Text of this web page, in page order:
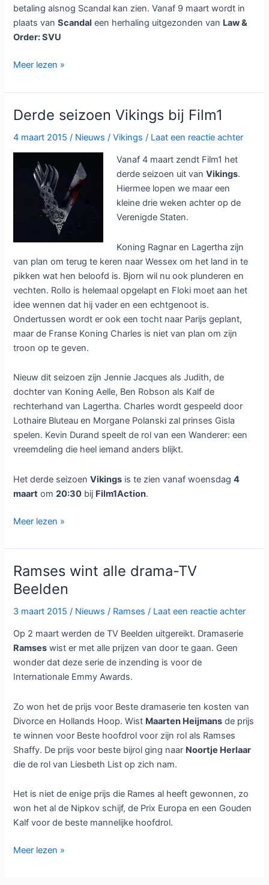
betaling alsnog Scandal kan zien. Vanaf 9 maart wordt in
plaats vanScandal een herhaling uitgezonden van Law &
Order: SVU
Net5
Scandal
door
Law
&
Order:SVU
Meer lezen »
Derde seizoen Vikings bij Film1
4 maart 2015 / Nieuws /Vikings / Laat een reactie achter
Vanaf 4 maart zendt Film1 het
derde seizoen uit vanVikings.
Hiermee lopen we maar een
kleine drie weken achter op de
Verenigde Staten.
Koning Ragnar en Lagertha zijn
van plan om terug te keren naar Wessex om het land in te
pikken wat hen beloofd is. Bjorn wil nu ook plunderen en
vechten. Rollo is helemaal opgelapt en Floki moet aan het
idee wennen dat hij vader en een echtgenoot is.
Ondertussen wordt er ook een tocht naar Parijs geplant,
maar de Franse Koning Charles is niet van plan om zijn
troon op te geven.
Nieuw dit seizoen zijn Jennie Jacques als Judith, de
dochter van Koning Aelle, Ben Robson als Kalf de
rechterhand van Lagertha. Charles wordt gespeeld door
Lothaire Bluteau en Morgane Polanski zal prinses Gisla
spelen. Kevin Durand speelt de rol van een Wanderer: een
vreemdeling die heel iemand anders blijkt.
Het derde seizoenVikings is te zien vanaf woensdag4
maart om20:30 bij Film1Action.
Derde
Vikings
bij
Film1
Meer lezen »
Ramses wint alle drama-TV
Beelden
3 maart 2015/ Nieuws / Ramses / Laat een reactie achter
Op 2 maart werden de TV Beelden uitgereikt. Dramaserie
Ramses wist er met alle prijzen van door te gaan. Geen
wonder dat deze serie de inzending is voor de
Internationale Emmy Awards.
Zo won het de prijs voor Beste dramaserie ten kosten van
Divorce en Hollands Hoop. Wist Maarten Heijmans de prijs
te winnen voor Beste hoofdrol voor zijn rol als Ramses
Shaffy. De prijs voor beste bijrol ging naar Noortje Herlaar
die de rol van Liesbeth List op zich nam.
Het is niet de enige prijs die Rames al heeft gewonnen, zo
won het al de Nipkov schijf, de Prix Europa en een Gouden
Kalf voor de beste mannelijke hoofdrol.
Ramses
Meer lezen »